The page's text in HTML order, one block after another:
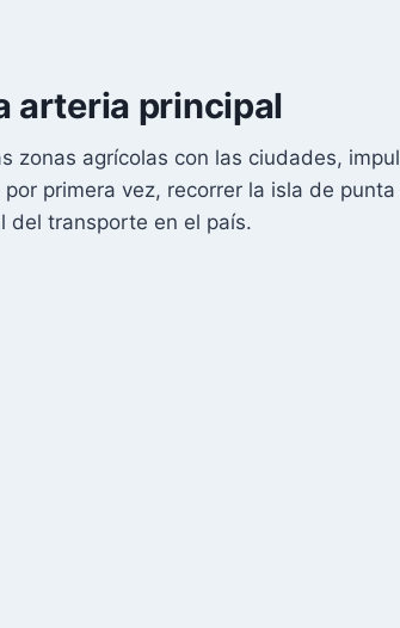
arteria principal
zonas agrícolas con las ciudades,
primera vez, recorrer la isla de
del transporte en el país.